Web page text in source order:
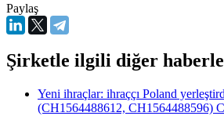
Paylaş
Şirketle ilgili diğer
Yeni ihraçlar: ihraççı Poland
(CH1564488612, CH1564488596)